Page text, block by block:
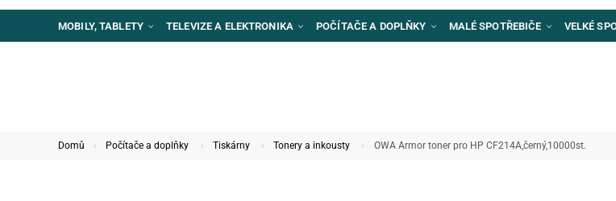
MOBILY, TABLETY TELEVIZE A ELEKTRONIKA POČÍTAČE A DOPLŇKY MALÉ SPOTŘEBIČE VELKÉ
Domů Počítače a doplňky Tiskárny Tonery a inkousty OWA Armor toner pro HP CF214A,černý,10000st.